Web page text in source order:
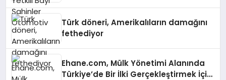
Türk döneri, Amerikalıların damağını
fethediyor
Ehane.com, Mülk Yönetimi Alanında
Türkiye’de Bir İlki Gerçekleştirmek İçin